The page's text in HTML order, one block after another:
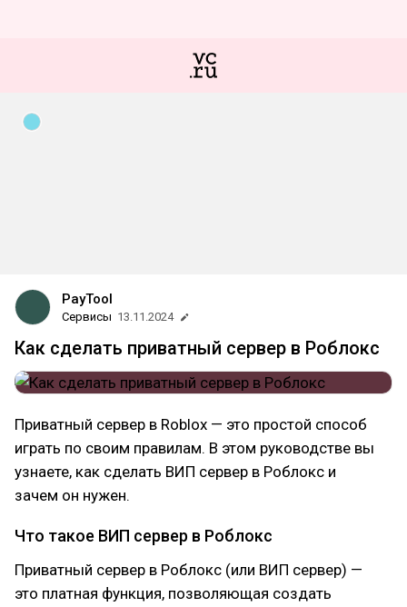
PayTool
Сервисы 13.11.2024
Как сделать приватный сервер в Роблокс
Приватный сервер в Roblox — это простой способ
играть по своим правилам. В этом руководстве вы
узнаете, как сделать ВИП сервер в Роблокс и
зачем он нужен.
Что такое ВИП сервер в Роблокс
Приватный сервер в Роблокс (или ВИП сервер) —
это платная функция, позволяющая создать